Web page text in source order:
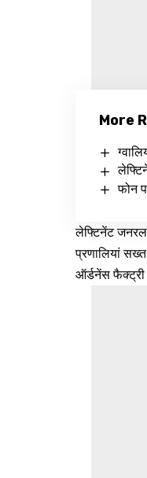
More
फोन
लेफ्टिनेंट जनरल
प्रणालियां
ऑर्डनेंस